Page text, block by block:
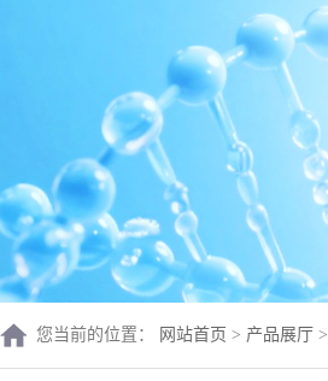
您当前的位置： 网站首页 > 产品展厅 >